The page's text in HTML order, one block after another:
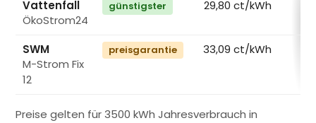
Vattenfall
ÖkoStrom24
günstigster
29,80 ct/kWh
SWM
M-Strom Fix
12
preisgarantie
33,09 ct/kWh
Preise gelten für 3500 kWh Jahresverbrauch in